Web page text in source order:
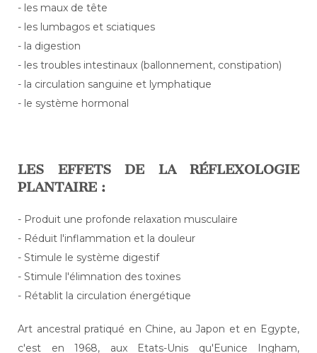
- les maux de tête
- les lumbagos et sciatiques
- la digestion
- les troubles intestinaux (ballonnement, constipation)
- la circulation sanguine et lymphatique
- le système hormonal
LES EFFETS DE LA RÉFLEXOLOGIE
PLANTAIRE :
- Produit une profonde relaxation musculaire
- Réduit l'inflammation et la douleur
- Stimule le système digestif
- Stimule l'élimnation des toxines
- Rétablit la circulation énergétique
Art ancestral pratiqué en Chine, au Japon et en Egypte,
c'est en 1968, aux Etats-Unis qu'Eunice Ingham,